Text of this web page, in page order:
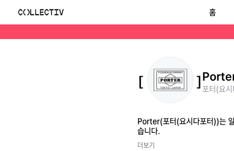
Porter(포터(요시다포터))는 일본 요시다의 헤리티지 가방 브랜드로, 기능적이고 내구성 있는 나일론 백팩과 여행용 가방으로 글로벌 고객에게 사랑받고 있습니다.홈
포터(요
Porter(포터(요시다포터))는 일
습니다.
더보기